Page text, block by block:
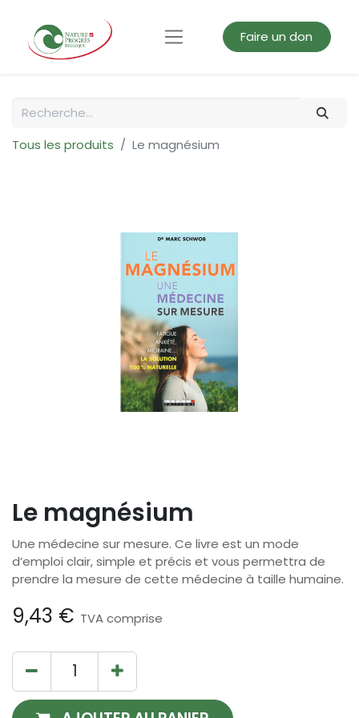
Faire un don
Tous les produits Le magnésium
Le magnésium
Une médecine sur mesure. Ce livre est un mode
d’emploi clair, simple et précis et vous permettra de
prendre la mesure de cette médecine à taille humaine.
9,43 € TVA comprise